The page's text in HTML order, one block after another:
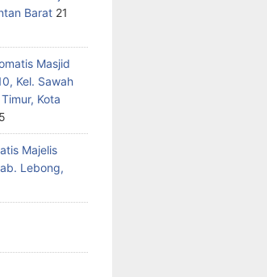
Barat 21
Masjid
Kel. Sawah
Kota
Majelis
Lebong,